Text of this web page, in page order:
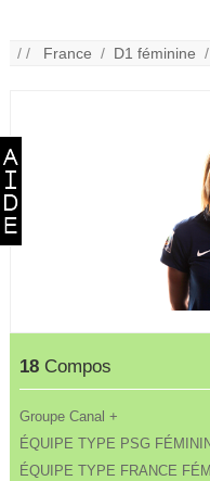
/ / France / D1 féminine /
18 Compos
Groupe Canal +
ÉQUIPE TYPE PSG
ÉQUIPE TYPE FRANCE